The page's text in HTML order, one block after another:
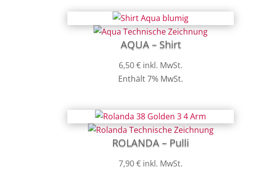
AQUA – Shirt
6,50€ inkl. MwSt.
Enthält 7% MwSt.
ROLANDA – Pulli
7,90€ inkl. MwSt.